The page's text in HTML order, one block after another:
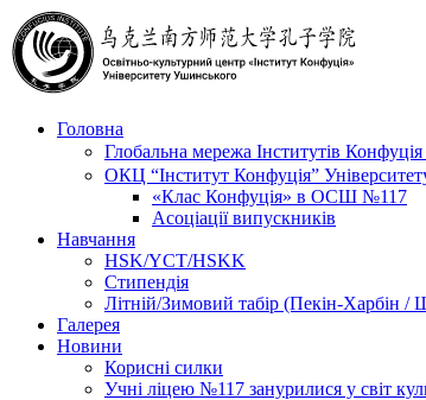
Головна
Глобальна мережа Інститутів
ОКЦ “Інститут Конфуція”
«Клас Конфуція» в ОСШ №117
Асоціації випускників
Навчання
HSK/YCT/HSKK
Стипендія
Літній/Зимовий табір (Пекін-Харбін /
Галерея
Новини
Корисні силки
Учні ліцею №117 занурилися у світ